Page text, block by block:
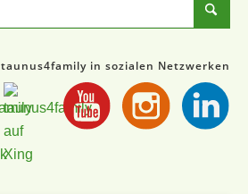
taunus4family in sozialen Netzwerken